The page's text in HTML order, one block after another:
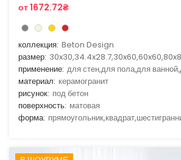
от 1672.72₴
коллекция: Beton Design
размер:
применение: для стен,для пола,для
материал: керамогранит
рисунок: под бетон
поверхность: матовая
форма: